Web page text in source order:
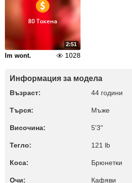
2:51
80 Токена
Im wont. 1028
Информация за модела
Възраст: 44 години
Търся: Мъже
Височина: 5'3"
Тегло: 121 lb
Коса: Брюнетки
Очи: Кафяви